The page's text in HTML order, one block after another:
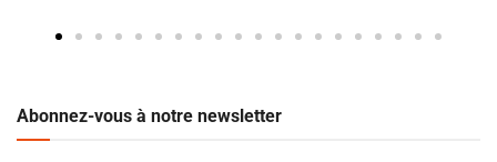
Abonnez-vous à notre newsletter